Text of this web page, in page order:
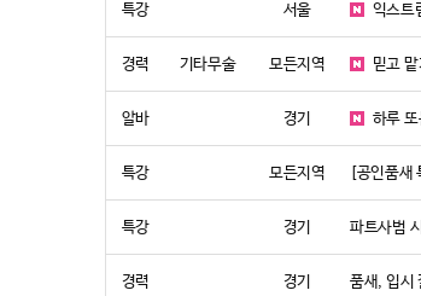
특강 서울 익스트
경력 기타무술 모든지역 믿고
알바 경기 하루
특강 모든지역 [공인품
특강 경기 파트사범
경력 경기 품새, 입시